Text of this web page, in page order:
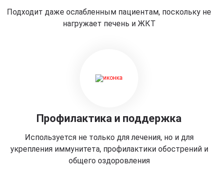
Подходит даже ослабленным пациентам, поскольку не
нагружает печень и ЖКТ
Профилактика и поддержка
Используется не только для лечения, но и для
укрепления иммунитета, профилактики обострений и
общего оздоровления